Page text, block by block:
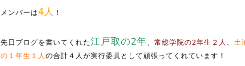
メンバーは4人 ！
先日ブログを書いてくれた江戸取の2年 常総学院の2年生２人
土
の１年生１人 の合計４人が実行委員として頑張ってくれています！